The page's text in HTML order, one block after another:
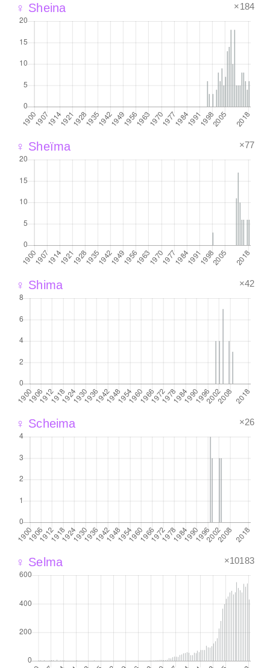
♀ Sheina ×184
♀ Sheïma ×77
♀ Shima ×42
♀ Scheima ×26
♀ Selma ×10183